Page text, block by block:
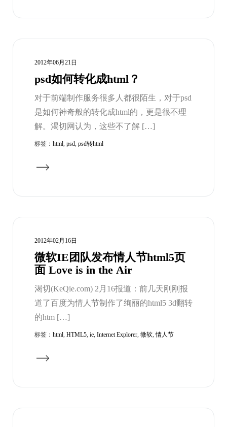
2012年06月21日
psd如何转化成html？
对于前端制作服务很多人都很陌生，对于psd
是如何神奇般的转化成html的，更是很不理
解。渴切网认为，这些不了解 […]
标签： html, psd, psd转html
2012年02月16日
微软IE团队发布情人节html5页
面 Love is in the Air
渴切(KeQie.com) 2月16报道：前几天刚刚报
道了百度为情人节制作了绚丽的html5 3d翻转
的htm […]
标签： html, HTML5, ie, Internet Explorer, 微软,情人节